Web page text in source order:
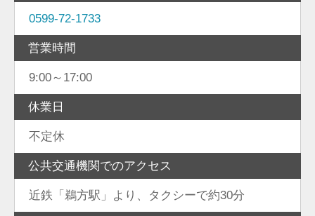
0599-72-1733
営業時間
9:00～17:00
休業日
不定休
公共交通機関でのアクセス
近鉄「鵜方駅」より、タクシーで約30分